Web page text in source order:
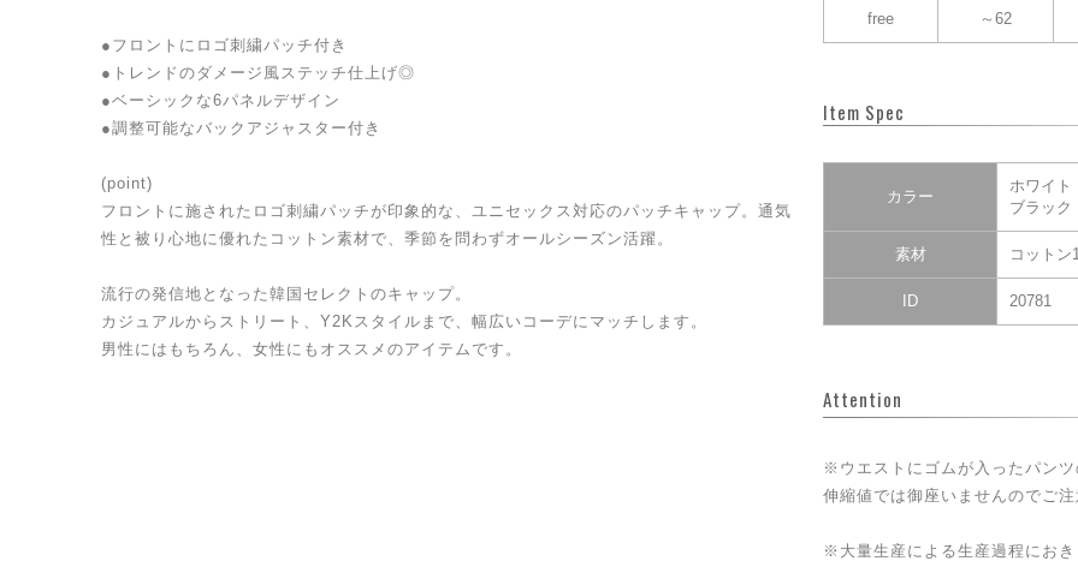
●フロントにロゴ刺繍パッチ付き
●トレンドのダメージ風ステッチ仕上げ◎
●ベーシックな6パネルデザイン
●調整可能なバックアジャスター付き
(point)
フロントに施されたロゴ刺繍パッチが印象的な、ユニセックス対応のパッチキャップ。通気
性と被り心地に優れたコットン素材で、季節を問わずオールシーズン活躍。
流行の発信地となった韓国セレクトのキャップ。
カジュアルからストリート、Y2Kスタイルまで、幅広いコーデにマッチします。
男性にはもちろん、女性にもオススメのアイテムです。
free ～62
Item Spec
カラー
ホワイト
ブラック
素材 コットン
ID 20781
Attention
※ウエストにゴムが入ったパンツ
伸縮値では御座いませんのでご注
※大量生産による生産過程におき